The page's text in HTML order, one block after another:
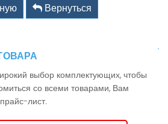
по телефону:
2-988-588
2-988-390
+7(776) 222-77-11
Вернуться
выбор комплектующих, чтобы
со всеми товарами, Вам
лист.